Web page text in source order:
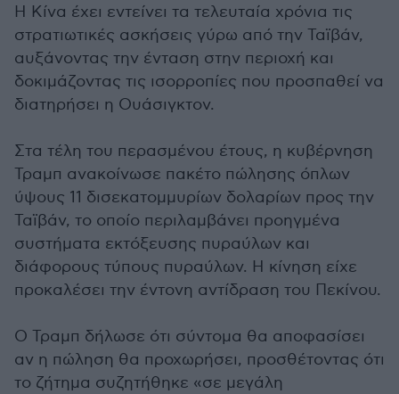
Η Κίνα έχει εντείνει τα τελευταία χρόνια τις
στρατιωτικές ασκήσεις γύρω από την Ταϊβάν,
αυξάνοντας την ένταση στην περιοχή και
δοκιμάζοντας τις ισορροπίες που προσπαθεί να
διατηρήσει η Ουάσιγκτον.
Στα τέλη του περασμένου έτους, η κυβέρνηση
Τραμπ ανακοίνωσε πακέτο πώλησης όπλων
ύψους 11 δισεκατομμυρίων δολαρίων προς την
Ταϊβάν, το οποίο περιλαμβάνει προηγμένα
συστήματα εκτόξευσης πυραύλων και
διάφορους τύπους πυραύλων. Η κίνηση είχε
προκαλέσει την έντονη αντίδραση του Πεκίνου.
Ο Τραμπ δήλωσε ότι σύντομα θα αποφασίσει
αν η πώληση θα προχωρήσει, προσθέτοντας ότι
το ζήτημα συζητήθηκε «σε μεγάλη